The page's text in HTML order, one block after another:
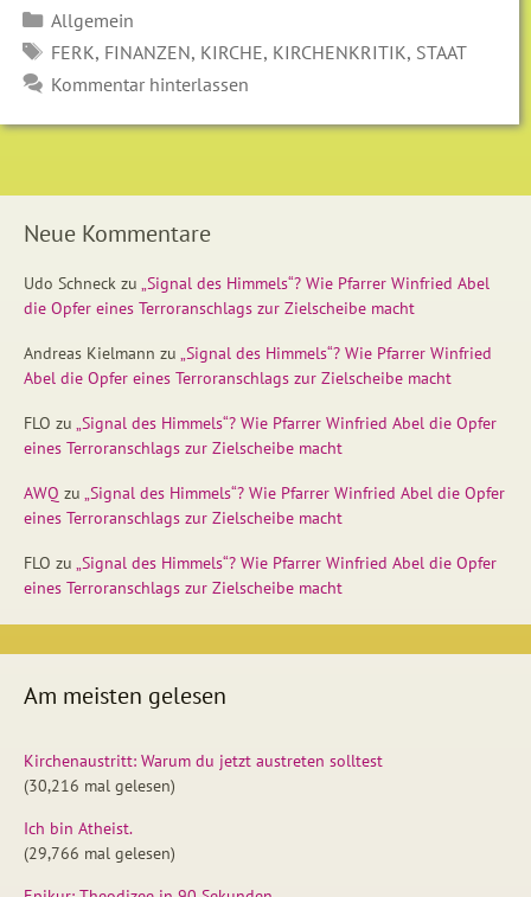
Kategorien
Allgemein
SCHLAGWÖRTER
FERK, FINANZEN, KIRCHE, KIRCHENKRITIK, STAAT
Kommentar hinterlassen
Neue Kommentare
Udo Schneck zu „Signal des Himmels“? Wie Pfarrer Winfried Abel
die Opfer eines Terroranschlags zur Zielscheibe macht
Andreas Kielmann zu „Signal des Himmels“? Wie Pfarrer Winfried
Abel die Opfer eines Terroranschlags zur Zielscheibe macht
FLO zu „Signal des Himmels“? Wie Pfarrer Winfried Abel die Opfer
eines Terroranschlags zur Zielscheibe macht
AWQ zu „Signal des Himmels“? Wie Pfarrer Winfried Abel die Opfer
eines Terroranschlags zur Zielscheibe macht
FLO zu „Signal des Himmels“? Wie Pfarrer Winfried Abel die Opfer
eines Terroranschlags zur Zielscheibe macht
Am meisten gelesen
Kirchenaustritt: Warum du jetzt austreten solltest
(30,216 mal gelesen)
Ich bin Atheist.
(29,766 mal gelesen)